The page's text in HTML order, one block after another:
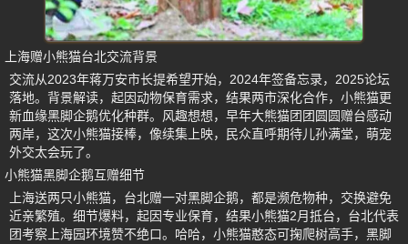
上海赠小熊猫台北交流背景
交流从2023年蒋万安市长提希望开始，2024年签备忘录，2025论坛
落地。背景解读，起因动物保育需求，结果两市深化合作，小熊猫更
新血缘黑脚企鹅优化种群。风趣想想，早年大熊猫团团圆圆赠台感动
两岸，这次小熊猫接棒，像续集上映，民众直呼期待儿孙满堂，萌宠
外交太会玩了。
小熊猫黑脚企鹅互赠细节
上海送两只小熊猫，台北赠一对黑脚企鹅，都是濒危物种，交换避免
近亲繁殖。细节爆料，起因专业保育，结果小熊猫2月抵台，台北代表
团考察上海园环境赞不绝口。哈哈，小熊猫憨态可掬爬树高手，黑脚